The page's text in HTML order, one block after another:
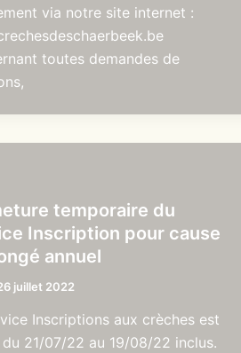
via notre site internet :
toutes demandes de
temporaire du
Inscription pour cause
annuel
juillet 2022
Inscriptions aux crèches est
21/07/22 au 19/08/22 inclus.